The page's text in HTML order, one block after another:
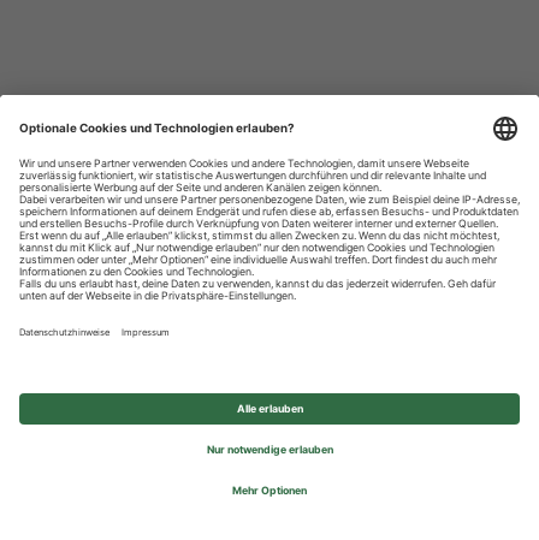
Datenschutzhinweise
Impressum
Privatsphäre-Einstellungen
© 2026 REWE Group - All rights reserved